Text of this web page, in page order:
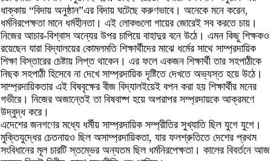
ধাক্কায় “বিদায় অনুষ্ঠান”এর বিদায় ঘটেছে করুণভাবে। অনেকে মনে করেন,
ধর্মনিরপেক্ষতা মানে ধর্মহীনতা। এই লোকগুলো গায়ের জোরেই সব করতে চায়।
নিজের আচার-বিশ্বাস অন্যের উপর চাপিয়ে বাহাদুর বনে উঠে। এমন কিছু শিক্ষকও
রয়েছেন যারা বিদ্যালয়ের কোমলমতি শিক্ষার্থীদের মাঝে ধর্মের সাথে সাম্প্রদায়িক
শিক্ষা বিস্তারের চেষ্টায় লিপ্ত থাকেন। এর ফলে একজন শিক্ষার্থী তার সহপাঠীকে
নিছক সহপাঠী হিসেবে না দেখে সাম্প্রদায়িক দৃষ্টিতে দেখতে অভ্যস্ত হয়ে উঠে।
সাম্প্রদায়িকতার এই বিষবৃক্ষের বীজ বিদ্যালইয়েই বপন করা হয় শিক্ষার্থীর মনের
গভীরে। নিজের অজান্তেই তা বিষবাষ্প হয়ে অপরাপর সম্প্রদায়কে আক্রমণে
উদ্বুদ্ধ করে।
এদেশের জনগণের মধ্যে ধর্মীয় সাম্প্রদায়িক সম্প্রীতির সুখ্যাতি ছিল যুগে যুগে।
মুক্তিযুদ্ধের চেতনায়ও ছিল অসাম্প্রদায়িকতা, যার ফলশ্রুতিতে দেশের প্রথম
সংবিধানের মূল চারটি স্তম্ভের অন্যতম ছিল ধর্মনিরপেক্ষতা। কালের বিবর্তনে আজ